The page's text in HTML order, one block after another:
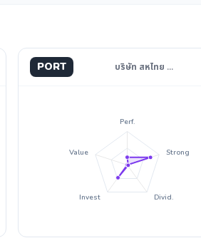
PORT บริษัท สหไทย …
Perf.
Strong
Divid.
Invest
Value